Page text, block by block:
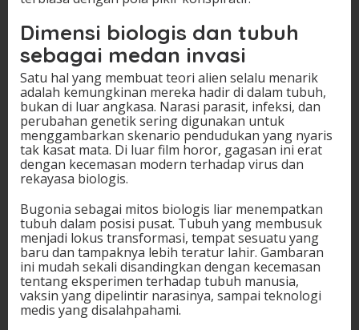
Dimensi biologis dan tubuh
sebagai medan invasi
Satu hal yang membuat teori alien selalu menarik
adalah kemungkinan mereka hadir di dalam tubuh,
bukan di luar angkasa. Narasi parasit, infeksi, dan
perubahan genetik sering digunakan untuk
menggambarkan skenario pendudukan yang nyaris
tak kasat mata. Di luar film horor, gagasan ini erat
dengan kecemasan modern terhadap virus dan
rekayasa biologis.
Bugonia sebagai mitos biologis liar menempatkan
tubuh dalam posisi pusat. Tubuh yang membusuk
menjadi lokus transformasi, tempat sesuatu yang
baru dan tampaknya lebih teratur lahir. Gambaran
ini mudah sekali disandingkan dengan kecemasan
tentang eksperimen terhadap tubuh manusia,
vaksin yang dipelintir narasinya, sampai teknologi
medis yang disalahpahami.